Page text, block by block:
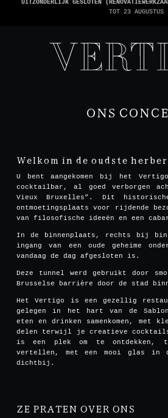
WE ZIJN CASHLESS - ALLEEN
1 REKENING PER
ONS
Welkom in de oudste
U bent aangekomen bij het
cocktailbar, al goed verborgen
Vieux Bruxelles”. Dit historische
ontmoetingsplaats voor rijdende
van filosofische ideeën en een
In de binnenplaats, rechts bij
ingang van een oude geheime
vandaag de dag afgesloten is.
Deze tunnel werd gebruikt door
Brusselse barrière door de stad
Het Vertigo is een gezellig
gelegen in het hart van de
eten en drinken samenkomen, met
delen terwijl je creatieve
is een plek om te ontdekken,
vertellen, met een mooi glas in
dichtbij.
ZE PRATEN OVER ONS